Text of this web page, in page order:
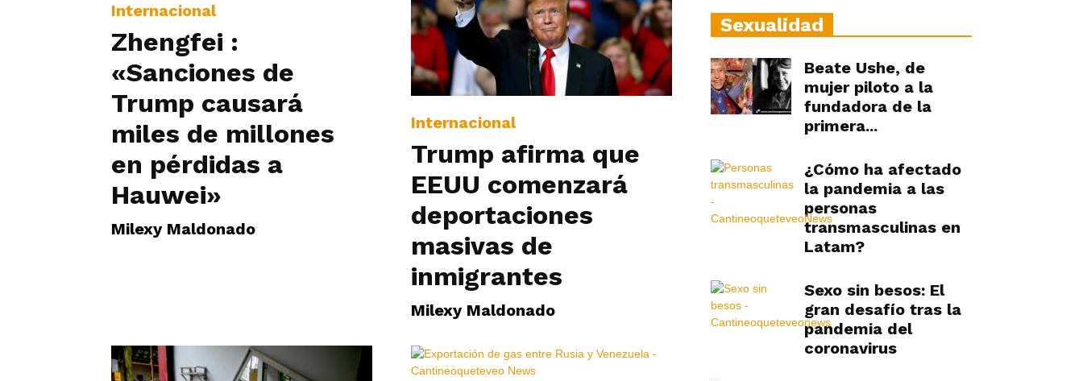
|
Ultima
Internacional
Zhengfei :
«Sanciones de
Trump causará
miles de millones
en pérdidas a
Hauwei»
Milexy Maldonado
Internacional
Trump afirma que
EEUU comenzará
deportaciones
masivas de
inmigrantes
Milexy Maldonado
Sexualidad
Beate Ushe, de
mujer piloto a la
fundadora de la
primera...
¿Cómo ha afectado
la pandemia a las
personas
transmasculinas en
Latam?
Sexo sin besos: El
gran desafío tras la
pandemia del
coronavirus